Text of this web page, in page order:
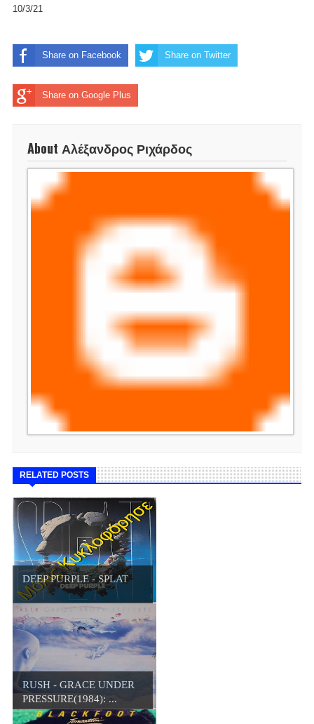
10/3/21
Share on Facebook Share on Twitter
Share on Google Plus
About Αλέξανδρος Ριχάρδος
RELATED POSTS
DEEP PURPLE - SPLAT
RUSH - GRACE UNDER
PRESSURE(1984): ...